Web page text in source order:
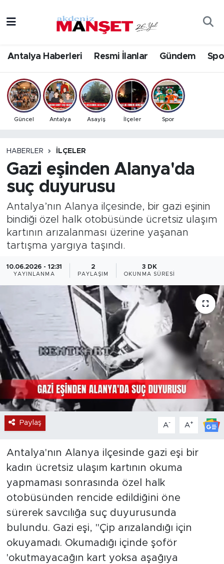
Antalya Haberleri Resmi İlanlar Gündem
Güncel Antalya Asayiş İlçeler Spor
HABERLER İLÇELER
Gazi eşinden Alanya'da
suç duyurusu
Antalya’nın Alanya ilçesinde, bir gazi eşinin
bindiği özel halk otobüsünde ücretsiz ulaşım
kartının arızalanması üzerine yaşanan
tartışma yargıya taşındı.
10.06.2026 - 12:31
YAYINLANMA
2
PAYLAŞIM
3 DK
OKUNMA SÜRESI
Paylaş A- A+
Antalya'nın Alanya ilçesinde gazi eşi bir
kadın ücretsiz ulaşım kartının okuma
yapmaması sonrasında özel halk
otobüsünden rencide edildiğini öne
sürerek savcılığa suç duyurusunda
bulundu. Gazi eşi, "Çip arızalandığı için
okuyamadı. Okumadığı içinde şoför
'okutmayacağın kart yoksa aşağıya
Bilim & Teknoloji
Eğitim
Ekonomi
Gündem
İlçeler
Kültür- Sanat
Magazin
Özel Haber
Resmi İlanlar
Sağlık
Spor
Turizm
Antalya Hava Durumu
Antalya Namaz Vakitleri
Antalya Trafik Yoğunluk Haritası
Tüm Manşetler
Son Dakika Haberleri
Haber Arşivi